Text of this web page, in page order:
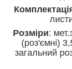
Розміри:
(роз'ємні)
загальний